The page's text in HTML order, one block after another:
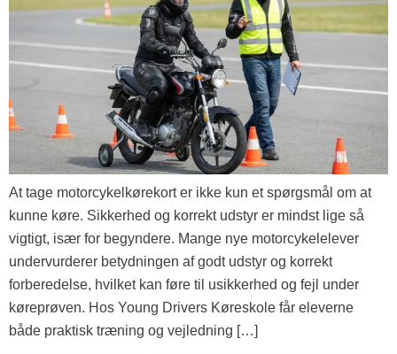
At tage motorcykelkørekort er ikke kun et spørgsmål om at
kunne køre. Sikkerhed og korrekt udstyr er mindst lige så
vigtigt, især for begyndere. Mange nye motorcykelelever
undervurderer betydningen af godt udstyr og korrekt
forberedelse, hvilket kan føre til usikkerhed og fejl under
køreprøven. Hos Young Drivers Køreskole får eleverne
både praktisk træning og vejledning […]